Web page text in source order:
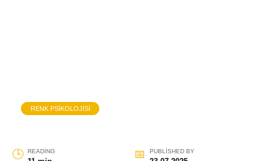
RENK PSIKOLOJISI
READING PUBLISHED BY